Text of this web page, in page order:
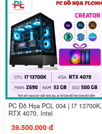
PC Đồ Họa PCL 004 | I7 13700K,
RTX 4070, Intel
39.500.000 đ